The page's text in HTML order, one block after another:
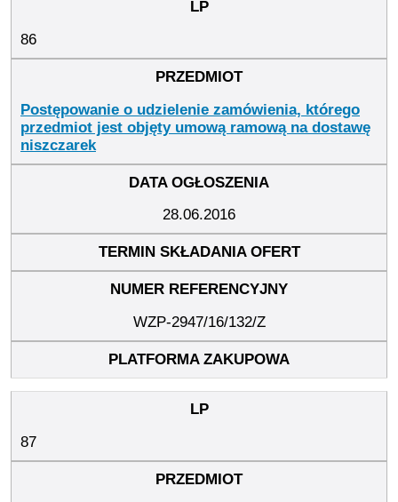
86
Postępowanie o udzielenie zamówienia, którego
przedmiot jest objęty umową ramową na dostawę
niszczarek
28.06.2016
WZP-2947/16/132/Z
87